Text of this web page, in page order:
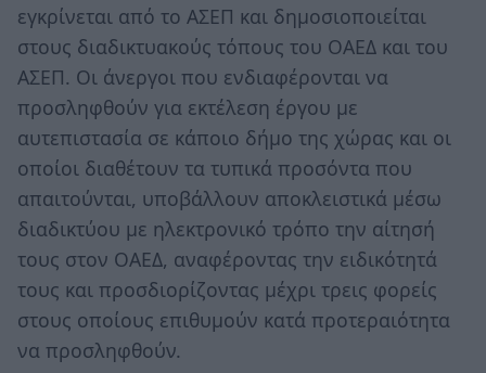
εγκρίνεται από το ΑΣΕΠ και δημοσιοποιείται
στους διαδικτυακούς τόπους του ΟΑΕΔ και του
ΑΣΕΠ. Οι άνεργοι που ενδιαφέρονται να
προσληφθούν για εκτέλεση έργου με
αυτεπιστασία σε κάποιο δήμο της χώρας και οι
οποίοι διαθέτουν τα τυπικά προσόντα που
απαιτούνται, υποβάλλουν αποκλειστικά μέσω
διαδικτύου με ηλεκτρονικό τρόπο την αίτησή
τους στον ΟΑΕΔ, αναφέροντας την ειδικότητά
τους και προσδιορίζοντας μέχρι τρεις φορείς
στους οποίους επιθυμούν κατά προτεραιότητα
να προσληφθούν.